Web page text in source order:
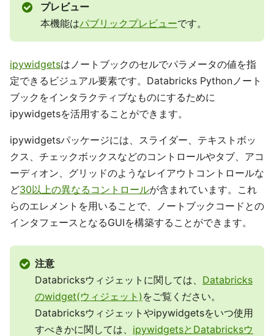
プレビュー
本機能はパブリックプレビューです。
ipywidgetsはノートブックのセルでパラメータの値を指
定できるビジュアル要素です。Databricks Pythonノート
ブックをインタラクティブなものにするために
ipywidgetsを活用することができます。
ipywidgetsパッケージには、スライダー、テキストボッ
クス、チェックボックスなどのコントロールやタブ、アコ
ーディオン、グリッドのようなレイアウトコントロールな
ど30以上の異なるコントロールが含まれています。これ
らのエレメントを用いることで、ノートブックコードとの
インタフェースとなるGUIを構築することができます。
注意
Databricksウィジェットに関しては、 Databricks
のwidget(ウィジェット) をご覧ください。
Databricksウィジェットやipywidgetsをいつ使用
すべきかに関しては、 ipywidgetsとDatabricksウ